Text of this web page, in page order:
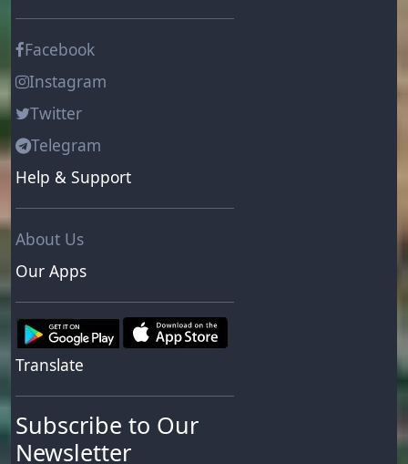
Facebook
Instagram
Twitter
Telegram
Help & Support
About Us
Our Apps
Translate
Subscribe to Our
Newsletter